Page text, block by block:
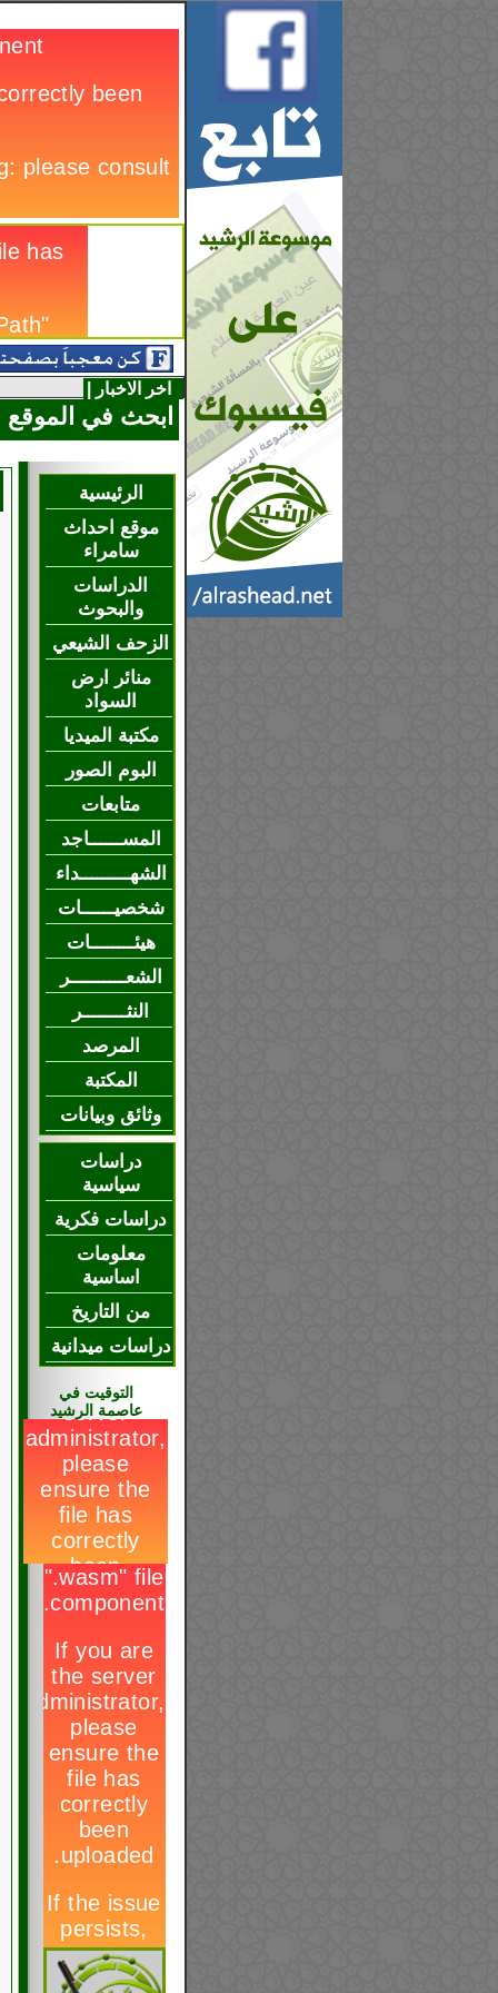
اخر الاخبار |
ابحث في الموقع
الرئيسية
موقع احداث
سامراء
الدراسات
والبحوث
الزحف الشيعي
منائر ارض
السواد
مكتبة الميديا
البوم الصور
متابعات
المســــــاجد
الشهـــــــــداء
شخصيــــــات
هيئــــــــات
الشعــــــــــر
النثــــــــر
المرصد
المكتبة
وثائق وبيانات
دراسات
سياسية
دراسات فكرية
معلومات
اساسية
من التاريخ
دراسات ميدانية
التوقيت في
عاصمة الرشيد
هل وقعنا في
الفخ ؟